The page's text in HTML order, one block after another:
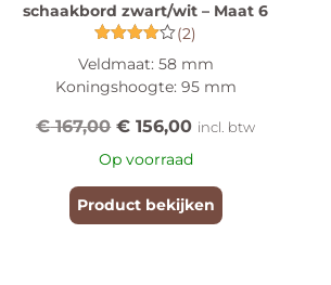
schaakbord zwart/wit – Maat 6
Gewaardeerd
4.00
uit 5
(2)
Veldmaat: 58 mm
Koningshoogte: 95 mm
€167,00 € 156,00 incl. btw
Op voorraad
Product bekijken